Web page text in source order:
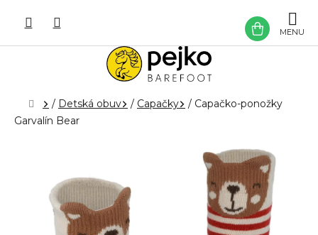
obsah
Domov
/ Detská obuv / Capačky / Capačko-ponožky
Garvalín Bear